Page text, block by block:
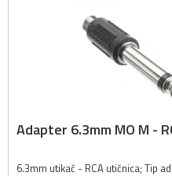
Adapter 6.3mm MO M -